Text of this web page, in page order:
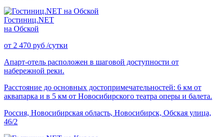
Гостиниц.NET
на Обской
от 2 470 руб /сутки
Апарт-отель расположен в шаговой доступности от
набережной реки.
Расстояние до основных достопримечательностей: 6 км от
аквапарка и в 5 км от Новосибирского театра оперы и балета.
Россия, Новосибирская область, Новосибирск, Обская улица,
46/2